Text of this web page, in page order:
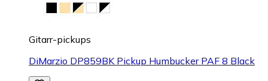
Gitarr-pickups
DiMarzio DP859BK Pickup Humbucker PAF 8 Black